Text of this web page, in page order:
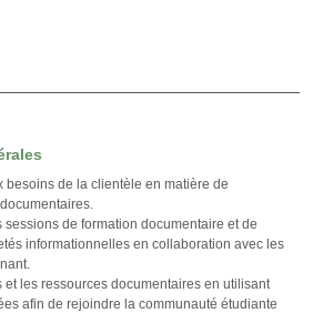
besoins de la clientèle en matière de
de formation documentaire et de
informationnelles en collaboration avec les
et les ressources documentaires en utilisant
afin de rejoindre la communauté étudiante